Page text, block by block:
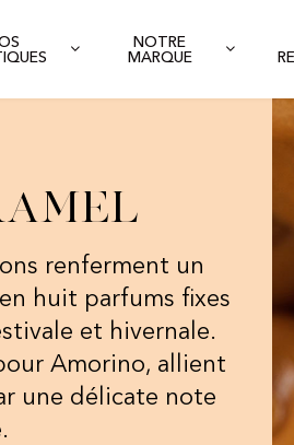
NOTRE
MARQUE
renferment un
huit parfums fixes
et hivernale.
Amorino, allient
une délicate note